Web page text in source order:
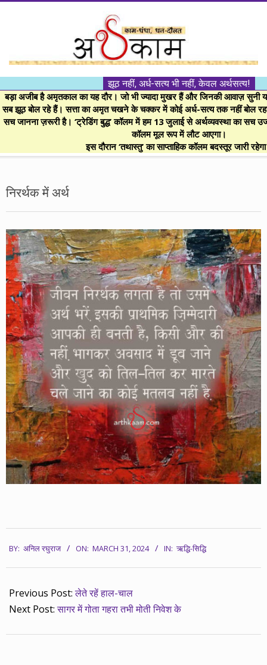
।।
अर्थकाम।।
BE
FINANCIALLY
CLEVER!
झूठ नहीं, अर्ध-सत्य भी नहीं, केवल अर्थसत्य!
बड़ा अजीब है अमृतकाल का यह दौर। जो भी ज्यादा मुखर हैं और जिनकी आवाज़ सुनी
सब झूठ बोल रहे हैं। सत्ता का अमृत चखने के चक्कर में कोई अर्ध-सत्य तक नहीं बोल
सच जानना ज़रूरी है। ‘ट्रेडिंग बुद्ध’ कॉलम में हम 13 जुलाई से अर्थव्यवस्था का सच
कॉलम मूल रूप में लौट आएगा।
इस दौरान ‘तथास्तु’ का साप्ताहिक कॉलम बदस्तूर जारी
Menu
निरर्थक में अर्थ
03-
31
BY: अनिल रघुराज ON: MARCH 31, 2024 IN: ऋद्धि-सिद्धि
Previous Post:लेते रहें हाल-चाल
Next Post:सागर में गोता गहरा तभी मोती निवेश के